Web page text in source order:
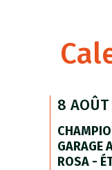
8 AOÛT
GARAGE
ROSA -